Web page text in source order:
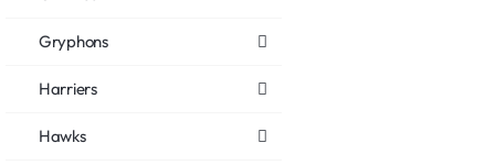
Gryphons
Harriers
Hawks